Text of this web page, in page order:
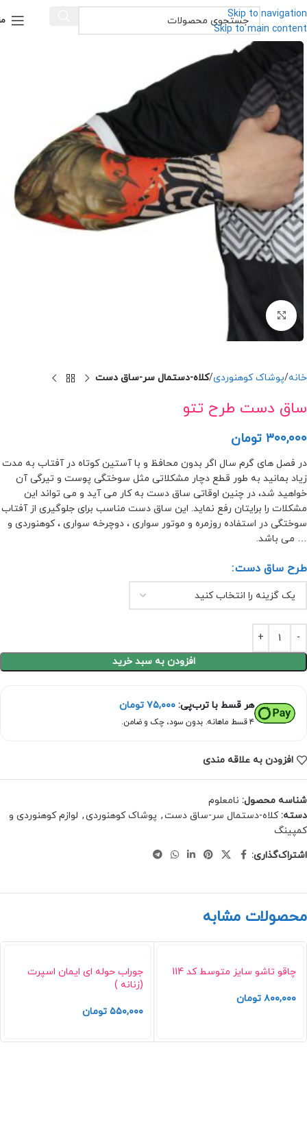
Skip to navigation
Skip to main content
برای بزرگنمایی کلیک کنید
خانه پوشاک کوهنوردی کلاه-دستمال سر-ساق دست
ساق دست طرح تتو
۳۰۰,۰۰۰ تومان
در فصل های گرم سال اگر بدون محافظ و با آستین کوتاه در آفتاب به مدت
زیاد بمانید به طور قطع دچار مشکلاتی مثل سوختگی پوست و تیرگی آن
خواهید شد، در چنین اوقاتی ساق دست به کار می آید و می تواند این
مشکلات را برایتان رفع نماید. این ساق دست مناسب برای جلوگیری از آفتاب
سوختگی در استفاده روزمره و موتور سواری ، دوچرخه سواری ، کوهنوردی و
… می باشد.
طرح ساق دست
افزودن به سبد خرید
هر قسط با ترب‌پی: ۷۵,۰۰۰ تومان
۴ قسط ماهانه. بدون سود، چک و ضامن.
افزودن به علاقه مندی
شناسه محصول: نامعلوم
دسته: کلاه-دستمال سر-ساق دست, پوشاک کوهنوردی, لوازم کوهنوردی و
کمپینگ
اشتراک‌گذاری:
محصولات مشابه
چاقو تاشو سایز متوسط کد 114
۸۰۰,۰۰۰ تومان
جوراب حوله ای ایمان اسپرت
(زنانه )
۵۵۰,۰۰۰ تومان